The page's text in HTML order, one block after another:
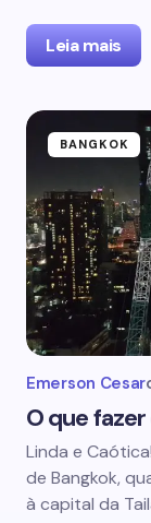
Leia mais
BANGKOK
Emerson Cesar
O que
Linda e
de Bangkok,
à capital da